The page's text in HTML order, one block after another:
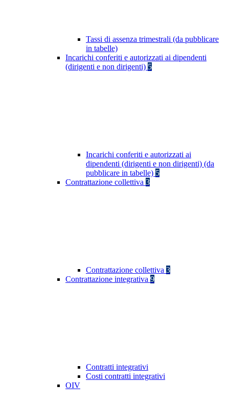
Tassi di assenza trimestrali (da pubblicare
in tabelle)
Incarichi conferiti e autorizzati ai dipendenti
(dirigenti e non dirigenti) 5
Incarichi conferiti e autorizzati ai
dipendenti (dirigenti e non dirigenti) (da
pubblicare in tabelle) 5
Contrattazione collettiva 3
Contrattazione collettiva 3
Contrattazione integrativa 9
Contratti integrativi
Costi contratti integrativi
OIV